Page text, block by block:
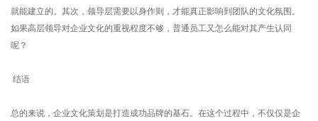
就能建立的。其次，领导层需要以身作则，才能真正影响到团队的文化氛围。
如果高层领导对企业文化的重视程度不够，普通员工又怎么能对其产生认同
呢？
结语
总的来说，企业文化策划是打造成功品牌的基石。在这个过程中，不仅仅是企